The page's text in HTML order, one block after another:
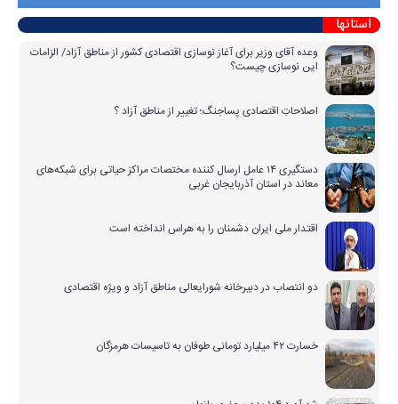
استانها
وعده آقای وزیر برای آغاز نوسازی اقتصادی کشور از مناطق آزاد/ الزامات
این نوسازی چیست؟
اصلاحاتِ اقتصادی پساجنگ؛ تغییر از مناطق آزاد ؟
دستگیری ۱۴ عامل ارسال کننده مختصات مراکز حیاتی برای شبکه‌های
معاند در استان آذربایجان غربی
اقتدار ملی ایران دشمنان را به هراس انداخته است
دو انتصاب در دبیرخانه شورایعالی مناطق آزاد و ویژه اقتصادی
خسارت ۴۲ میلیارد تومانی طوفان به تاسیسات هرمزگان